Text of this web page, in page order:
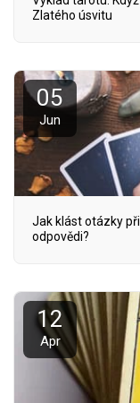
Zlatého úsvitu
05
Jun
Jak klást otázky
odpovědi?
12
Apr